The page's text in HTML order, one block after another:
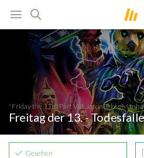
"Friday the 13th Part VIII: Jason Takes
Freitag der 13. -
Gesehen